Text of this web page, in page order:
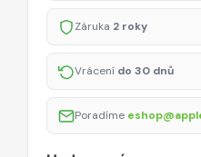
Záruka 2 roky
Vrácení do 30 dnů
Poradíme